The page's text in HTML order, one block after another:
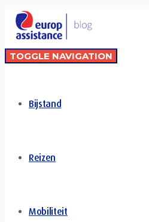
TOGGLE NAVIGATION
Bijstand
Reizen
Mobiliteit